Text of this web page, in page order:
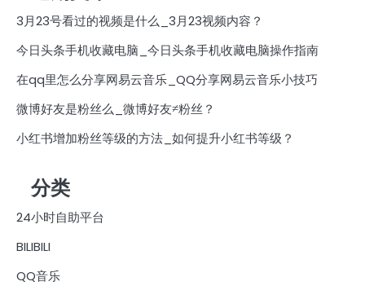
3月23号看过的视频是什么_3月23视频内容？
今日头条手机收藏电脑_今日头条手机收藏电脑操作指南
在qq里怎么分享网易云音乐_QQ分享网易云音乐小技巧
微博好友是粉丝么_微博好友≠粉丝？
小红书增加粉丝等级的方法_如何提升小红书等级？
分类
24小时自助平台
BILIBILI
QQ音乐